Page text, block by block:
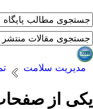
مدیریت سلامت
یکی از